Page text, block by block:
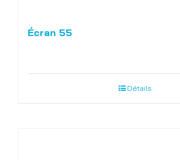
Écran 55
Détails